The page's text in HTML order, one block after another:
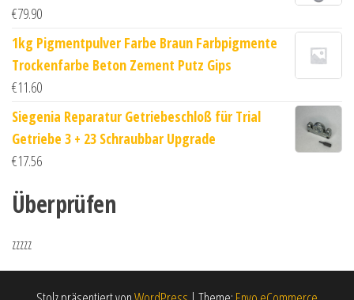
€79.90
1kg Pigmentpulver Farbe Braun Farbpigmente
Trockenfarbe Beton Zement Putz Gips
€11.60
Siegenia Reparatur Getriebeschloß für Trial
Getriebe 3 + 23 Schraubbar Upgrade
€17.56
Überprüfen
zzzzz